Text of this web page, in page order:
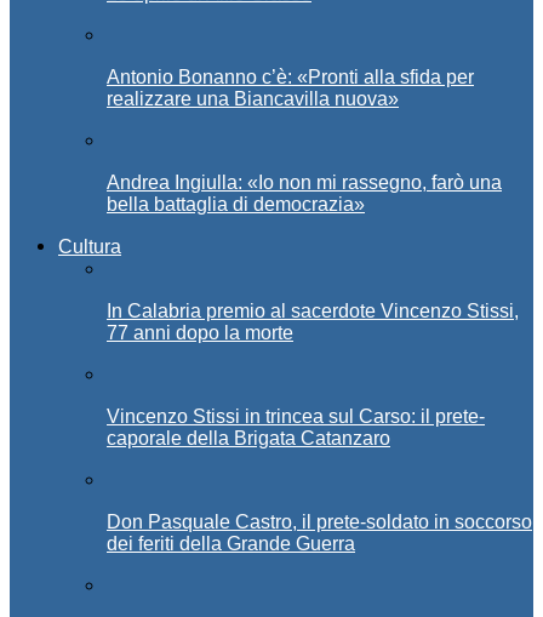
Antonio Bonanno c’è: «Pronti alla sfida per
realizzare una Biancavilla nuova»
Andrea Ingiulla: «Io non mi rassegno, farò una
bella battaglia di democrazia»
Cultura
In Calabria premio al sacerdote Vincenzo Stissi,
77 anni dopo la morte
Vincenzo Stissi in trincea sul Carso: il prete-
caporale della Brigata Catanzaro
Don Pasquale Castro, il prete-soldato in soccorso
dei feriti della Grande Guerra